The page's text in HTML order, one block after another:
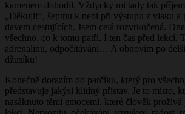
kamenem dohodil. Vždycky mi tady tak
„Děkuji!“, šeptnu k nebi při výstupu z vlaku a
davem cestujících. Jsem celá rozvrkočená.
všechno, co k tomu patří. I ten čas před lekcí.
adrenalinu, odpočítávání… A obnovím po
džusíku!
Konečně dorazím do parčíku, který pro
představuje jakýsi klidný přístav. Je to místo,
nasáknuto těmi emocemi, které člověk